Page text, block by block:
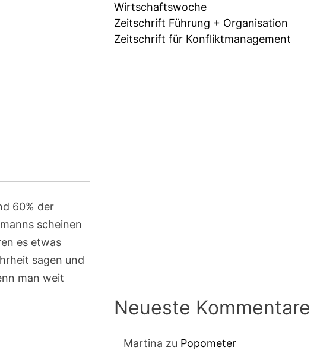
60% der
scheinen
es etwas
sagen und
man weit
Wirtschaftswoche
Zeitschrift Führung + Organisation
Zeitschrift für Konfliktmanagement
Neueste Kommentare
Martina zu Popometer